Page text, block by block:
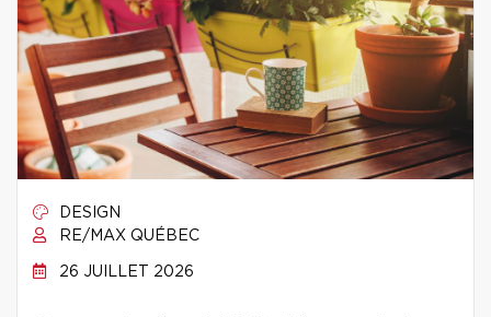
DESIGN
RE/MAX QUÉBEC
26 JUILLET 2026